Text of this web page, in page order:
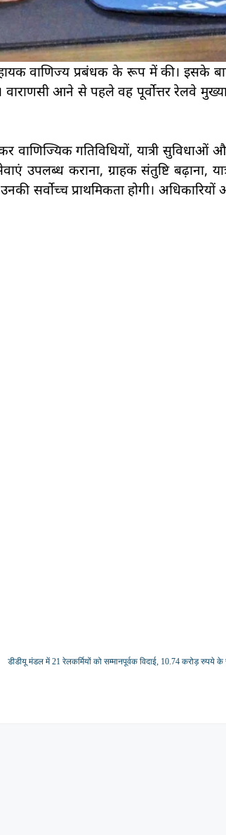
वाणिज्य प्रबंधक के रूप में की। इसके
आने से पहले वह पूर्वोत्तर रेलवे
गतिविधियों, यात्री सुविधाओं
उपलब्ध कराना, ग्राहक संतुष्टि बढ़ाना,
सर्वोच्च प्राथमिकता होगी। अधिकारियों
डीडीयू मंडल में 21 रेलकर्मियों को सम्मानपूर्वक विदाई, 10.74 करोड़ रुपये के